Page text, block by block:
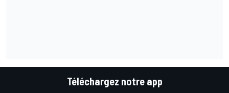
Téléchargez notre app